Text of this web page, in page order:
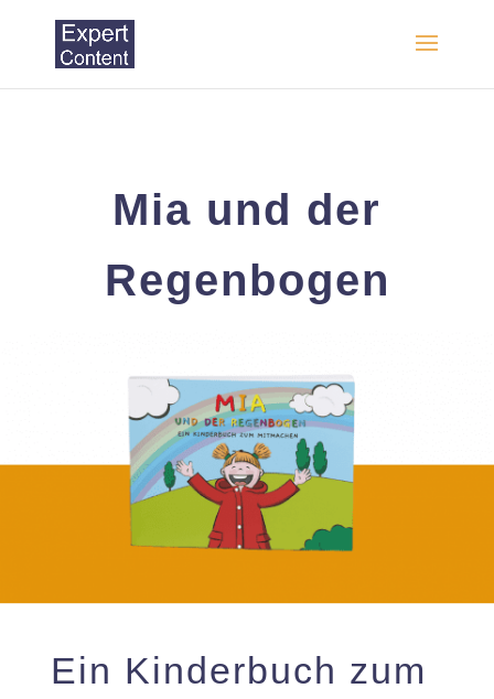
Mia und der
Regenbogen
Ein Kinderbuch zum